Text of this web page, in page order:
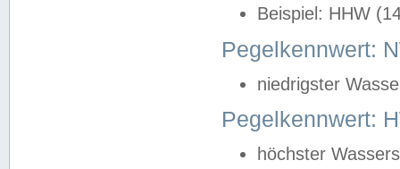
Beispiel: HHW
Pegelkennwert:
niedrigster
Pegelkennwert:
höchster